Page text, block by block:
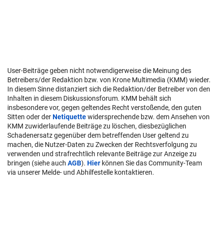
User-Beiträge geben nicht notwendigerweise die Meinung des
Betreibers/der Redaktion bzw. von Krone Multimedia (KMM) wieder.
In diesem Sinne distanziert sich die Redaktion/der Betreiber von den
Inhalten in diesem Diskussionsforum. KMM behält sich
insbesondere vor, gegen geltendes Recht verstoßende, den guten
Sitten oder derNetiquettewidersprechende bzw. dem Ansehen von
KMM zuwiderlaufende Beiträge zu löschen, diesbezüglichen
Schadenersatz gegenüber dem betreffenden User geltend zu
machen, die Nutzer-Daten zu Zwecken der Rechtsverfolgung zu
verwenden und strafrechtlich relevante Beiträge zur Anzeige zu
bringen (siehe auch AGB). Hier können Sie das Community-Team
via unserer Melde- und Abhilfestelle kontaktieren.